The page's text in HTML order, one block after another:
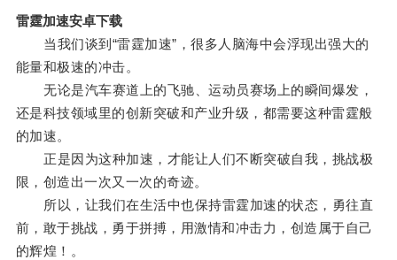
雷霆加速安卓下载
当我们谈到“雷霆加速”，很多人脑海中会浮现出强大的
能量和极速的冲击。
无论是汽车赛道上的飞驰、运动员赛场上的瞬间爆发，
还是科技领域里的创新突破和产业升级，都需要这种雷霆般
的加速。
正是因为这种加速，才能让人们不断突破自我，挑战极
限，创造出一次又一次的奇迹。
所以，让我们在生活中也保持雷霆加速的状态，勇往直
前，敢于挑战，勇于拼搏，用激情和冲击力，创造属于自己
的辉煌！。